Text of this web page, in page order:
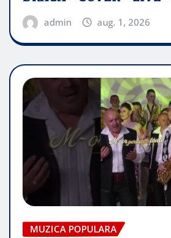
admin aug. 1, 2026
MUZICA POPULARA